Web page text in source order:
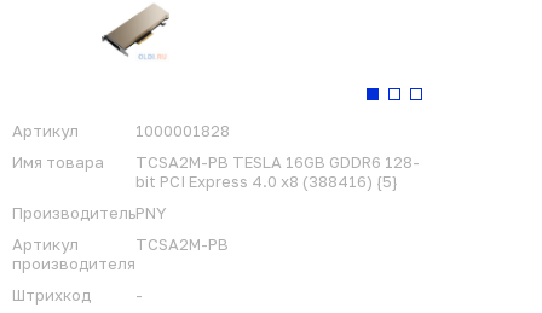
Артикул
1000001828
Имя товара
TCSA2M-PB TESLA 16GB GDDR6 128-
bit PCI Express 4.0 x8 (388416) {5}
ПроизводительPNY
Артикул
производителя
TCSA2M-PB
Штрихкод
-